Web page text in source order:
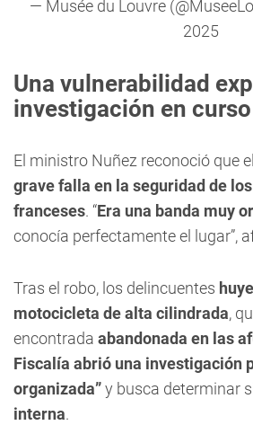
— Musée du Louvre
2025
Una vulnerabilidad
investigación en curso
El ministro Nuñez reconoció que
grave falla en la seguridad de
franceses. “Era una banda muy
conocía perfectamente el lugar”,
Tras el robo, los delincuentes
motocicleta de alta cilindrada,
encontrada abandonada en las
Fiscalía abrió una investigación
organizada”y busca determinar
interna.